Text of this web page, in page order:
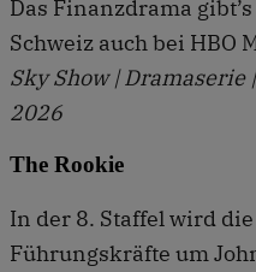
Das Finanzdrama
Schweiz auch bei HBO
Sky Show | Dramaserie
2026
The Rookie
In der 8. Staffel wird
Führungskräfte um